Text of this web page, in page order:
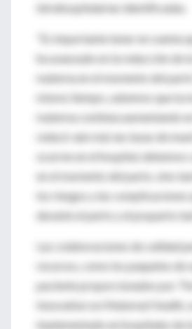
intrahospitalarias identificadas.
“Es importante tener en cuenta
ha avanzado en la reducción de
materna en el momento del
mismo tiempo, sabemos que la
materna continúa aumentando
reducir aún más las tasas de
ocurren en el hospital, debemos
en el momento del parto, sino
los riesgos y las complicaciones
durante el parto y el posparto
Las colaboraciones de calidad
recursos, como los paquetes de
paciente proporcionados por
Innovation on Maternal Health,
implementado en hospitales de